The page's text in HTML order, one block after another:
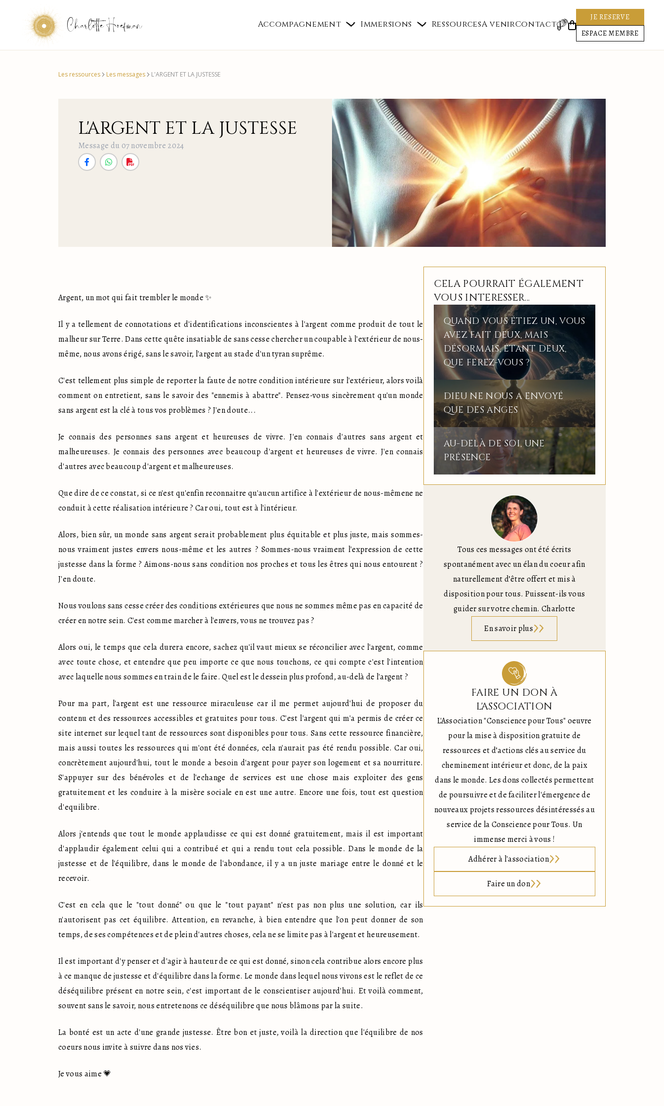
Charlotte Hoefman Accompagnement Immersions RessourcesA venirContact
JE RESERVE
ESPACE MEMBRE
Les ressources Les messages L'ARGENT ET LA JUSTESSE
L'ARGENT ET LA JUSTESSE
Message du 07 novembre 2024
Argent, un mot qui fait trembler le monde ✨️
Il y a tellement de connotations et d'identifications inconscientes à l'argent comme produit de tout le
malheur sur Terre. Dans cette quête insatiable de sans cesse chercher un coupable à l'extérieur de nous-
même, nous avons érigé, sans le savoir, l'argent au stade d'un tyran suprême.
C'est tellement plus simple de reporter la faute de notre condition intérieure sur l'extérieur, alors voilà
comment on entretient, sans le savoir des "ennemis à abattre". Pensez-vous sincèrement qu'un monde
sans argent est la clé à tous vos problèmes ? J'en doute...
Je connais des personnes sans argent et heureuses de vivre. J'en connais d'autres sans argent et
malheureuses. Je connais des personnes avec beaucoup d'argent et heureuses de vivre. J'en connais
d'autres avec beaucoup d'argent et malheureuses.
Que dire de ce constat, si ce n'est qu'enfin reconnaitre qu'aucun artifice à l'extérieur de nous-mêmene ne
conduit à cette réalisation intérieure ? Car oui, tout est à l'intérieur.
Alors, bien sûr, un monde sans argent serait probablement plus équitable et plus juste, mais sommes-
nous vraiment justes envers nous-même et les autres ? Sommes-nous vraiment l'expression de cette
justesse dans la forme ? Aimons-nous sans condition nos proches et tous les êtres qui nous entourent ?
J'en doute.
Nous voulons sans cesse créer des conditions extérieures que nous ne sommes même pas en capacité de
créer en notre sein. C'est comme marcher à l'envers, vous ne trouvez pas ?
Alors oui, le temps que cela durera encore, sachez qu'il vaut mieux se réconcilier avec l'argent, comme
avec toute chose, et entendre que peu importe ce que nous touchons, ce qui compte c'est l'intention
avec laquelle nous sommes en train de le faire. Quel est le dessein plus profond, au-delà de l'argent ?
Pour ma part, l'argent est une ressource miraculeuse car il me permet aujourd'hui de proposer du
contenu et des ressources accessibles et gratuites pour tous. C'est l'argent qui m'a permis de créer ce
site internet sur lequel tant de ressources sont disponibles pour tous. Sans cette ressource financière,
mais aussi toutes les ressources qui m'ont été données, cela n'aurait pas été rendu possible. Car oui,
concrètement aujourd'hui, tout le monde a besoin d'argent pour payer son logement et sa nourriture.
S'appuyer sur des bénévoles et de l'echange de services est une chose mais exploiter des gens
gratuitement et les conduire à la misère sociale en est une autre. Encore une fois, tout est question
d'equilibre.
Alors j'entends que tout le monde applaudisse ce qui est donné gratuitement, mais il est important
d'applaudir également celui qui a contribué et qui a rendu tout cela possible. Dans le monde de la
justesse et de l'équilibre, dans le monde de l'abondance, il y a un juste mariage entre le donné et le
recevoir.
C'est en cela que le "tout donné" ou que le "tout payant" n'est pas non plus une solution, car ils
n'autorisent pas cet équilibre. Attention, en revanche, à bien entendre que l'on peut donner de son
temps, de ses compétences et de plein d'autres choses, cela ne se limite pas à l'argent et heureusement.
Il est important d'y penser et d'agir à hauteur de ce qui est donné, sinon cela contribue alors encore plus
à ce manque de justesse et d'équilibre dans la forme. Le monde dans lequel nous vivons est le reflet de ce
déséquilibre présent en notre sein, c'est important de le conscientiser aujourd'hui. Et voilà comment,
souvent sans le savoir, nous entretenons ce déséquilibre que nous blâmons par la suite.
La bonté est un acte d'une grande justesse. Être bon et juste, voilà la direction que l'équilibre de nos
coeurs nous invite à suivre dans nos vies.
Je vous aime 💗
CELA POURRAIT ÉGALEMENT
VOUS INTERESSER...
QUAND VOUS ÉTIEZ UN, VOUS
AVEZ FAIT DEUX, MAIS
DÉSORMAIS, ÉTANT DEUX,
QUE FEREZ-VOUS ?
DIEU NE NOUS A ENVOYÉ
QUE DES ANGES
AU-DELÀ DE SOI, UNE
PRÉSENCE
Tous ces messages ont été écrits
spontanément avec un élan du coeur afin
naturellement d’être offert et mis à
disposition pour tous. Puissent-ils vous
guider sur votre chemin. Charlotte
En savoir plus
FAIRE UN DON À
L'ASSOCIATION
L'Association "Conscience pour Tous" oeuvre
pour la mise à disposition gratuite de
ressources et d’actions clés au service du
cheminement intérieur et donc, de la paix
dans le monde. Les dons collectés permettent
de poursuivre et de faciliter l'émergence de
nouveaux projets ressources désintéressés au
service de la Conscience pour Tous. Un
immense merci à vous !
Adhérer à l'association
Faire un don